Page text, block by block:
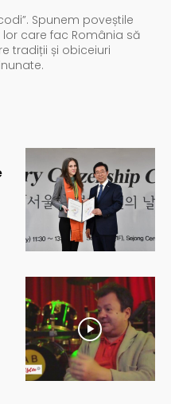
Spunem poveștile
care fac România să
tradiții și obiceiuri